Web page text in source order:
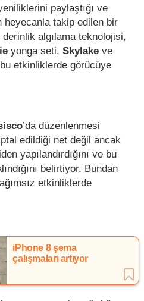
paylaştığı ve
heyecanla takip edilen bir
algılama teknolojisi,
yonga seti, Skylake ve
etkinliklerde görücüye
’da düzenlenmesi
edildiği net değil ancak
yapılandırdığını ve bu
belirtiyor. Bundan
etkinliklerde
iPhone 8 şema
çalışmaları artıyor